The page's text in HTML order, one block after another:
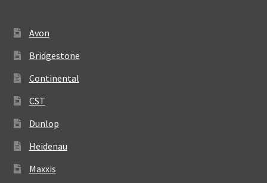
Avon
Bridgestone
Continental
CST
Dunlop
Heidenau
Maxxis